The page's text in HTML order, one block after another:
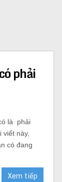
phải
là phải
này,
có đang
Xem tiếp